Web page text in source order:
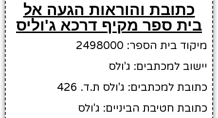
כתובת והוראות הגעה אל
בית ספר מקיף דרכא ג'וליס
מיקוד בית הספר: 2498000
יישוב למכתבים: ג'ולס
כתובת למכתבים: ג'ולס ת.ד. 426
כתובת חטיבת הביניים: ג'ולס